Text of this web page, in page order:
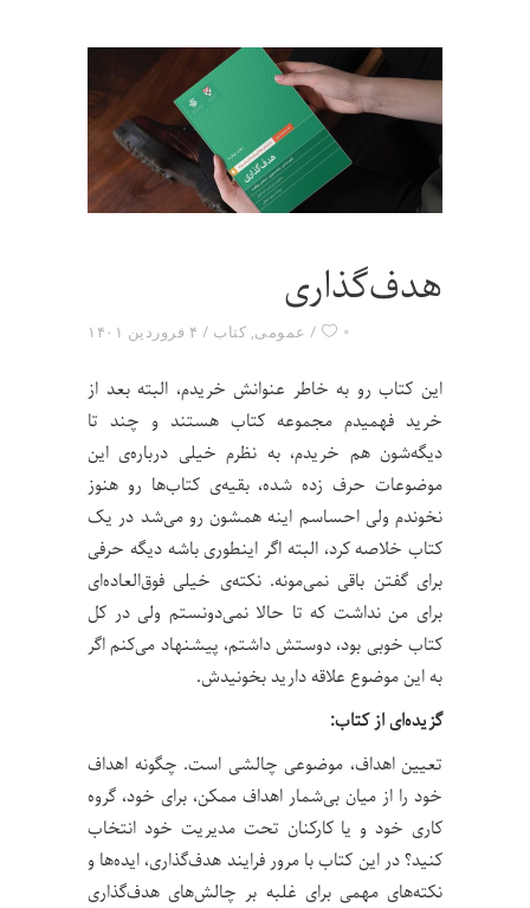
هدف‌گذاری
۴ فروردین ۱۴۰۱ عمومی, کتاب ۰
این کتاب رو به خاطر عنوانش خریدم، البته بعد از
خرید فهمیدم مجموعه کتاب هستند و چند تا
دیگه‌‌شون هم خریدم، به نظرم خیلی درباره‌ی این
موضوعات حرف زده شده، بقیه‌ی کتاب‌ها رو هنوز
نخوندم ولی احساسم اینه همشون رو می‌شد در یک
کتاب خلاصه کرد، البته اگر اینطوری باشه دیگه حرفی
برای گفتن باقی نمی‌مونه. نکته‌ی خیلی فوق‌العاده‌ای
برای من نداشت که تا حالا نمی‌دونستم ولی در کل
کتاب خوبی بود، دوستش داشتم، پیشنهاد می‌کنم اگر
به این موضوع علاقه دارید بخونیدش.
گزیده‌ای از کتاب:
تعیین اهداف، موضوعی چالشی است. چگونه اهداف
خود را از میان بی‌شمار اهداف ممكن، برای خود، گروه
كاری خود و یا كاركنان تحت مدیریت خود انتخاب
كنید؟ در این كتاب با مرور فرایند هدف‌گذاری، ایده‌ها و
نكته‌های مهمی برای غلبه بر چالش‌های هدف‌گذاری